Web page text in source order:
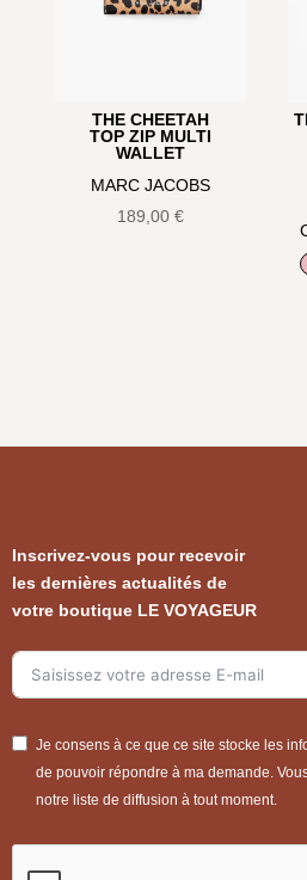
THE CHEETAH
TOP ZIP MULTI
WALLET
MARC JACOBS
189,00 €
Inscrivez-vous pour recevoir
les dernières actualités de
votre boutique LE VOYAGEUR
Je consens à ce que ce site stocke les
de pouvoir répondre à ma demande.
notre liste de diffusion à tout moment.